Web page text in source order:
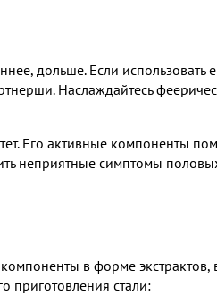
дольше. Если использовать
Наслаждайтесь
Его активные компоненты
неприятные симптомы
в форме экстрактов,
приготовления стали: